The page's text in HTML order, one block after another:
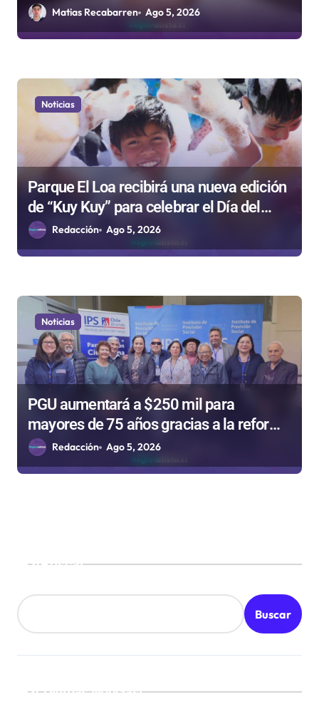
Periodistas cuestiona la “Ley Mordaza
2.0”
Matias Recabarren Ago 5, 2026
Noticias
Parque El Loa recibirá una nueva edición
de “Kuy Kuy” para celebrar el Día del
NiñoRedacción Ago 5, 2026
Noticias
PGU aumentará a $250 mil para
mayores de 75 años gracias a la reforma
aprobada el 2025
Redacción Ago 5, 2026
Buscar
Buscar
¡Ultimas Noticias!